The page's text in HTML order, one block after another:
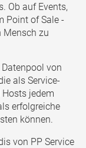
Ob auf Events,
Point of Sale -
Mensch zu
von
als Service-
jedem
erfolgreiche
können.
von PP Service